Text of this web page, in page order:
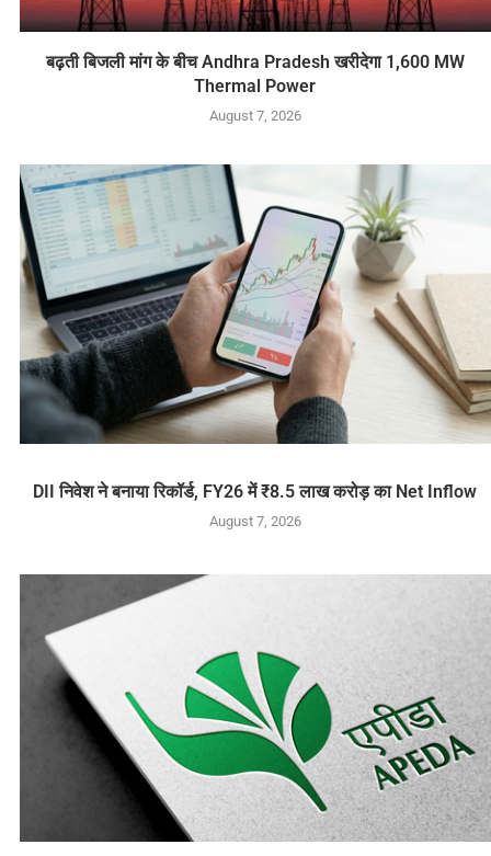
बढ़ती बिजली मांग के बीच Andhra Pradesh खरीदेगा 1,600 MW
Thermal Power
August 7, 2026
DII निवेश ने बनाया रिकॉर्ड, FY26 में ₹8.5 लाख करोड़ का Net Inflow
August 7, 2026